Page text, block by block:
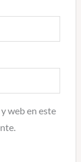
web en este